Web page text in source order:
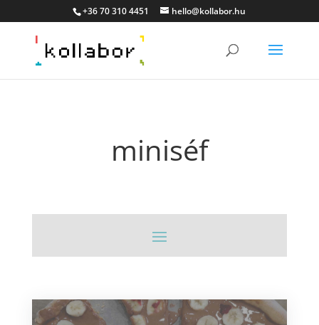
+36 70 310 4451 hello@kollabor.hu
miniséf